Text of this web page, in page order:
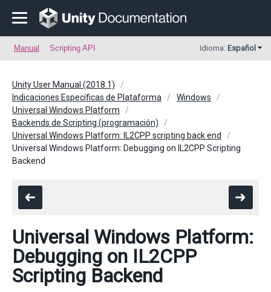
Manual Scripting API Idioma: Español
Unity User Manual (2018.1)
Indicaciones Específicas de Plataforma
Windows
Universal Windows Platform
Backends de Scripting (programación)
Universal Windows Platform: IL2CPP scripting back end
Universal Windows Platform: Debugging on IL2CPP Scripting
Backend
Universal Windows Platform:
Debugging on IL2CPP
Scripting Backend